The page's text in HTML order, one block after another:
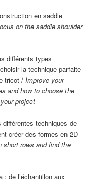
en saddle
on the saddle shoulder
différents types
la technique parfaite
tricot /Improve your
and how to choose the
project
techniques de
créer des formes en 2D
short rows and find the
de l’échantillon aux